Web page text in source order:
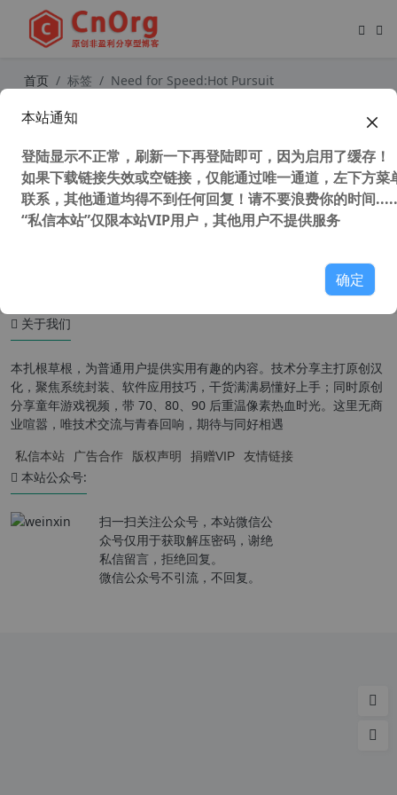
首页 标签 Need for Speed:Hot Pursuit
关于我们
本扎根草根，为普通用户提供实用有趣的内容。技术分享主打原创汉
化，聚焦系统封装、软件应用技巧，干货满满易懂好上手；同时原创
分享童年游戏视频，带 70、80、90 后重温像素热血时光。这里无商
业喧嚣，唯技术交流与青春回响，期待与同好相遇
私信本站 广告合作 版权声明 捐赠VIP 友情链接
本站公众号:
扫一扫关注公众号，本站微信公
众号仅用于获取解压密码，谢绝
私信留言，拒绝回复。
微信公众号不引流，不回复。
本站通知
登陆显示不正常，刷新一下再登陆即可，因为启用了缓存！
如果下载链接失效或空链接，仅能通过唯一通道，左下方菜
联系，其他通道均得不到任何回复！请不要浪费你的时间
“私信本站”仅限本站VIP用户，其他用户不提供服务
确定